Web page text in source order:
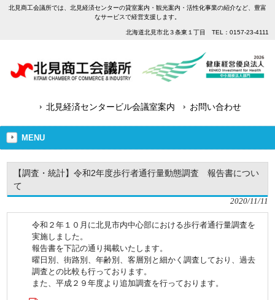
北見商工会議所では、北見経済センターの貸室案内・観光案内・活性化事業の紹介など、豊富
なサービスで経営支援します。
北海道北見市北３条東１丁目 TEL：0157-23-4111
北見経済センタービル会議室案内 お問い合わせ
MENU
【調査・統計】令和2年度歩行者通行量動態調査 報告書につい
て
2020/11/11
令和２年１０月に北見市内中心部における歩行者通行量調査を
実施しました。
報告書を下記の通り掲載いたします。
曜日別、街路別、年齢別、客層別と細かく調査しており、過去
調査との比較も行っております。
また、平成２９年度より追加調査を行っております。